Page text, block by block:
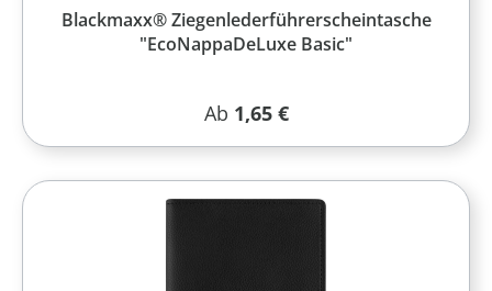
Blackmaxx® Ziegenlederführerscheintasche
"EcoNappaDeLuxe Basic"
Regulärer Preis:
Ab 1,65 €